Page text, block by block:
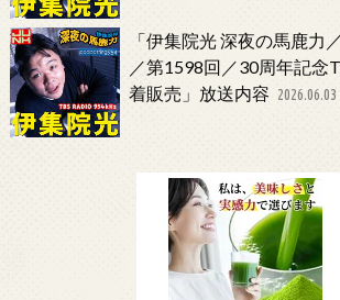
「伊集院光 深夜の馬鹿力
／第1598回／30周年記念
着販売」放送内容 2026.06.03